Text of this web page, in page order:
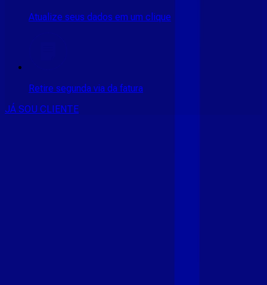
Atualize seus dados em um clique
Retire segunda via da fatura
JÁ SOU CLIENTE